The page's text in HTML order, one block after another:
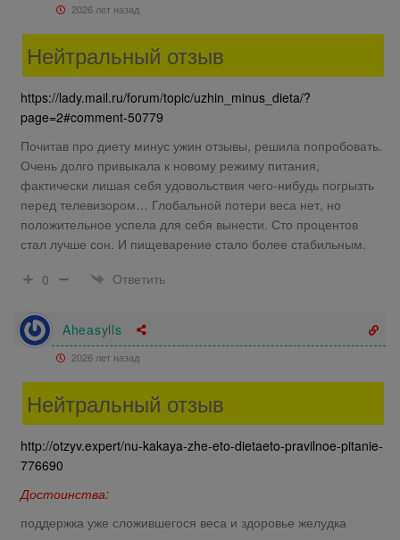
2026 лет назад
Нейтральный отзыв
https://lady.mail.ru/forum/topic/uzhin_minus_dieta/?
page=2#comment-50779
Почитав про диету минус ужин отзывы, решила попробовать.
Очень долго привыкала к новому режиму питания,
фактически лишая себя удовольствия чего-нибудь погрызть
перед телевизором… Глобальной потери веса нет, но
положительное успела для себя вынести. Сто процентов
стал лучше сон. И пищеварение стало более стабильным.
0
Ответить
Aheasylls
2026 лет назад
Нейтральный отзыв
http://otzyv.expert/nu-kakaya-zhe-eto-dietaeto-pravilnoe-pitanie-
776690
Достоинства:
поддержка уже сложившегося веса и здоровье желудка